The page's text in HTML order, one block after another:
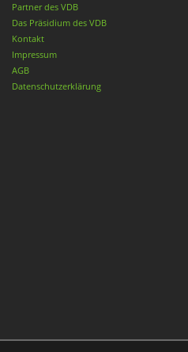
Partner des VDB
Das Präsidium des VDB
Kontakt
Impressum
AGB
Datenschutzerklärung